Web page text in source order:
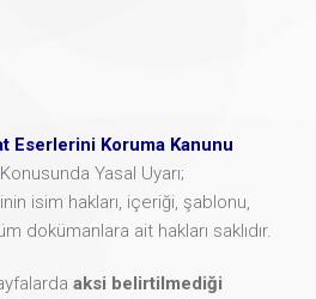
Eserlerini Koruma Kanunu
Yasal Uyarı;
isim hakları, içeriği, şablonu,
dokümanlara ait hakları saklıdır.
aksi belirtilmediği